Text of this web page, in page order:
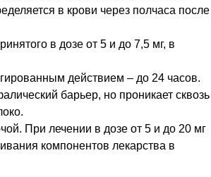
в крови через полчаса после
в дозе от 5 и до 7,5 мг, в
действием – до 24 часов.
барьер, но проникает сквозь
При лечении в дозе от 5 и до 20 мг
компонентов лекарства в